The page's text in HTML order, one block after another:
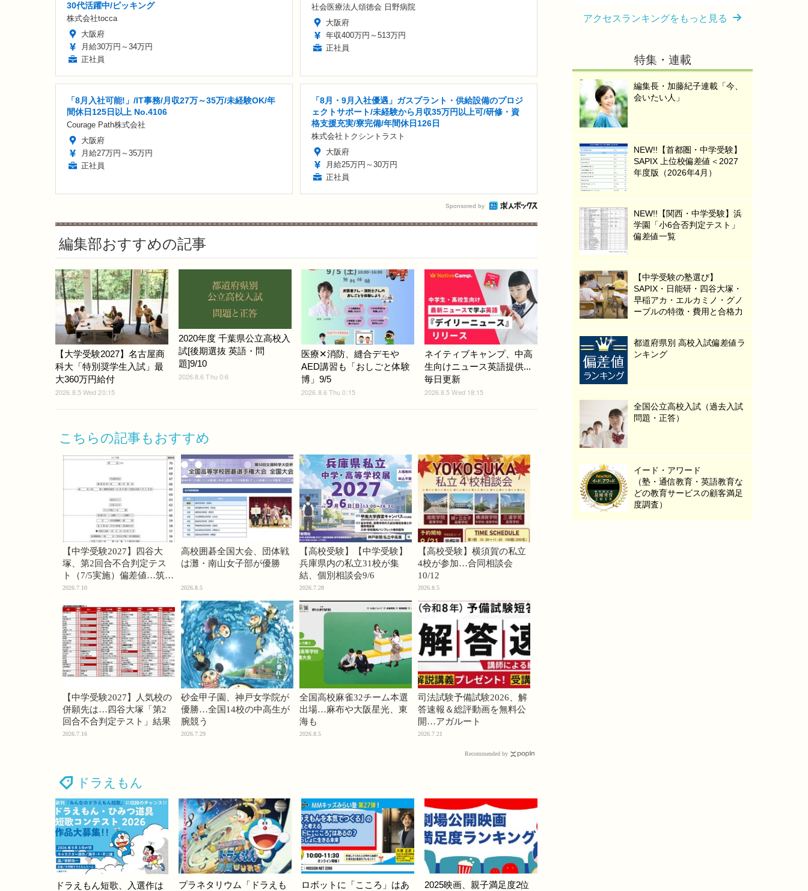
30代活躍中/ピッキング
株式会社tocca
大阪府
月給30万円～34万円
正社員
社会医療法人頌徳会 日野病院
大阪府
年収400万円～513万円
正社員
「8月入社可能!」/IT事務/月収27万～35万/未経験OK/年
間休日125日以上 No.4106
Courage Path株式会社
大阪府
月給27万円～35万円
正社員
「8月・9月入社優遇」ガスプラント・供給設備のプロジ
ェクトサポート/未経験から月収35万円以上可/研修・資
格支援充実/寮完備/年間休日126日
株式会社トクシントラスト
大阪府
月給25万円～30万円
正社員
Sponsored by
編集部おすすめの記事
【大学受験2027】名古屋商
科大「特別奨学生入試」最
大360万円給付
2026.8.5 Wed 20:15
2020年度 千葉県公立高校入
試[後期選抜 英語・問
題]9/10
2026.8.6 Thu 0:6
医療✕消防、縫合デモや
AED講習も「おしごと体験
博」9/5
2026.8.6 Thu 0:15
ネイティブキャンプ、中高
生向けニュース英語提供...
毎日更新
2026.8.5 Wed 18:15
こちらの記事もおすすめ
【中学受験2027】四谷大
塚、第2回合不合判定テス
ト（7/5実施）偏差値…筑駒
74・桜蔭70＜PR＞
2026.7.10
高校囲碁全国大会、団体戦
は灘・南山女子部が優勝
2026.8.5
【高校受験】【中学受験】
兵庫県内の私立31校が集
結、個別相談会9/6
2026.7.28
【高校受験】横須賀の私立
4校が参加…合同相談会
10/12
2026.8.5
【中学受験2027】人気校の
併願先は…四谷大塚「第2
回合不合判定テスト」結果
2026.7.16
砂金甲子園、神戸女学院が
優勝…全国14校の中高生が
腕競う
2026.7.29
全国高校麻雀32チーム本選
出場…麻布や大阪星光、東
海も
2026.8.5
司法試験予備試験2026、解
答速報＆総評動画を無料公
開…アガルート
2026.7.21
Recommended by
ドラえもん
ドラえもん短歌、入選作は プラネタリウム「ドラえも ロボットに「こころ」はあ 2025映画、親子満足度2位
アクセスランキングをもっと見る
特集・連載
編集長・加藤紀子連載「今、
会いたい人」
NEW!!【首都圏・中学受験】
SAPIX 上位校偏差値＜2027
年度版（2026年4月）
NEW!!【関西・中学受験】浜
学園「小6合否判定テスト」
偏差値一覧
【中学受験の塾選び】
SAPIX・日能研・四谷大塚・
早稲アカ・エルカミノ・グノ
ーブルの特徴・費用と合格力
都道府県別 高校入試偏差値ラ
ンキング
全国公立高校入試（過去入試
問題・正答）
イード・アワード
（塾・通信教育・英語教育な
どの教育サービスの顧客満足
度調査）